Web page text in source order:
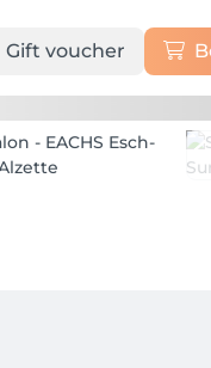
Gift voucher